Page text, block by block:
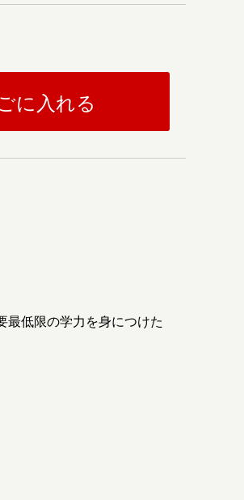
に入れる
最低限の学力を身につけた